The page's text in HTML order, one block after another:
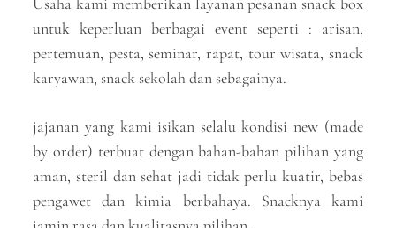
untuk keperluan berbagai event seperti : arisan,
pertemuan, pesta, seminar, rapat, tour wisata, snack
karyawan, snack sekolah dan sebagainya.
jajanan yang kami isikan selalu kondisi new (made
by order) terbuat dengan bahan-bahan pilihan yang
aman, steril dan sehat jadi tidak perlu kuatir, bebas
pengawet dan kimia berbahaya. Snacknya kami